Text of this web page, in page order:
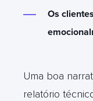
Os
Uma boa
relatório